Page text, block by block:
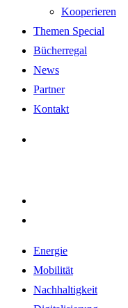
Kooperieren
Themen Special
Bücherregal
News
Partner
Kontakt
Energie
Mobilität
Nachhaltigkeit